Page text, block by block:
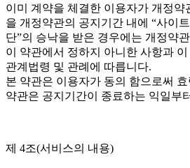
이미 계약을 체결한 이용자가 개정약
을 개정약관의 공지기간 내에 “사이
단”의 승낙을 받은 경우에는 개정약
이 약관에서 정하지 아니한 사항과
관계법령 및 관례에 따릅니다.
본 약관은 이용자가 동의 함으로써
약관은 공지기간이 종료하는 익일부
제 4조(서비스의 내용)